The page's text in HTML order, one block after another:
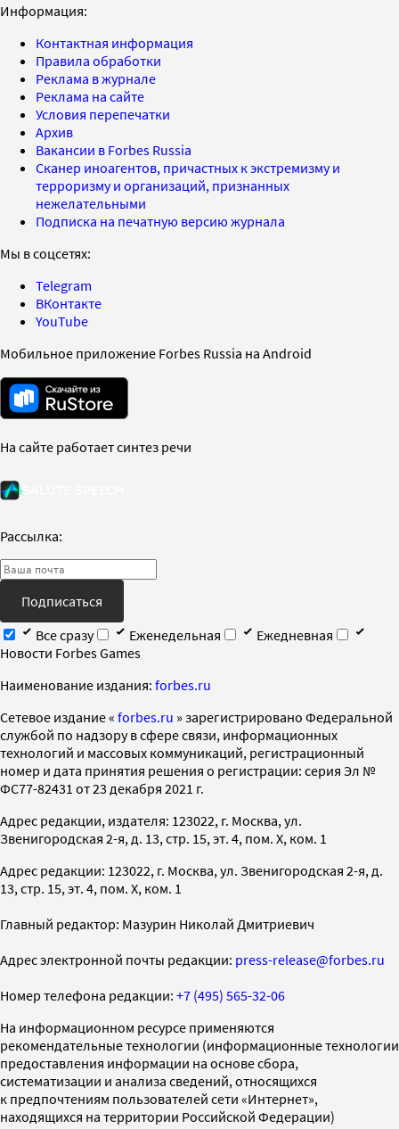
Информация:
Контактная информация
Правила обработки
Реклама в журнале
Реклама на сайте
Условия перепечатки
Архив
Вакансии в Forbes Russia
Сканер иноагентов, причастных к экстремизму и
терроризму и организаций, признанных
нежелательными
Подписка на печатную версию журнала
Мы в соцсетях:
Telegram
ВКонтакте
YouTube
Мобильное приложение Forbes Russia на Android
На сайте работает синтез речи
Рассылка:
Подписаться
Все сразу
Еженедельная
Ежедневная
Новости Forbes Games
Наименование издания: forbes.ru
Cетевое издание « forbes.ru » зарегистрировано Федеральной
службой по надзору в сфере связи, информационных
технологий и массовых коммуникаций, регистрационный
номер и дата принятия решения о регистрации: серия Эл №
ФС77-82431 от 23 декабря 2021 г.
Адрес редакции, издателя: 123022, г. Москва, ул.
Звенигородская 2-я, д. 13, стр. 15, эт. 4, пом. X, ком. 1
Адрес редакции: 123022, г. Москва, ул. Звенигородская 2-я, д.
13, стр. 15, эт. 4, пом. X, ком. 1
Главный редактор: Мазурин Николай Дмитриевич
Адрес электронной почты редакции: press-release@forbes.ru
Номер телефона редакции: +7 (495) 565-32-06
На информационном ресурсе применяются
рекомендательные технологии (информационные технологии
предоставления информации на основе сбора,
систематизации и анализа сведений, относящихся
к предпочтениям пользователей сети «Интернет»,
находящихся на территории Российской Федерации)